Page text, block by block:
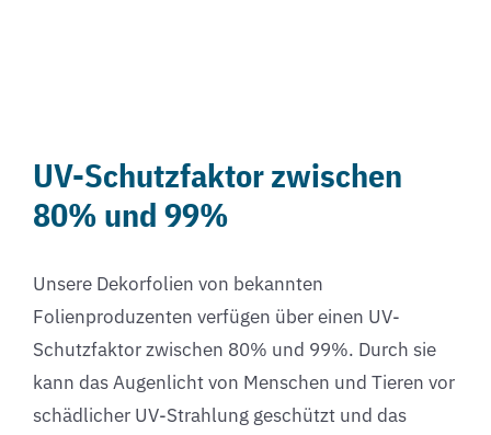
UV-Schutzfaktor zwischen
80% und 99%
Unsere Dekorfolien von bekannten
Folienproduzenten verfügen über einen UV-
Schutzfaktor zwischen 80% und 99%. Durch sie
kann das Augenlicht von Menschen und Tieren vor
schädlicher UV-Strahlung geschützt und das